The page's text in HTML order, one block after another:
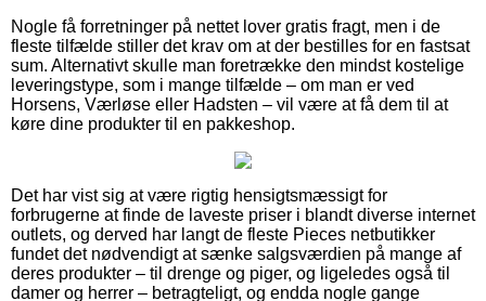
Nogle få forretninger på nettet lover gratis fragt, men i de
fleste tilfælde stiller det krav om at der bestilles for en fastsat
sum. Alternativt skulle man foretrække den mindst kostelige
leveringstype, som i mange tilfælde – om man er ved
Horsens, Værløse eller Hadsten – vil være at få dem til at
køre dine produkter til en pakkeshop.
Det har vist sig at være rigtig hensigtsmæssigt for
forbrugerne at finde de laveste priser i blandt diverse internet
outlets, og derved har langt de fleste Pieces netbutikker
fundet det nødvendigt at sænke salgsværdien på mange af
deres produkter – til drenge og piger, og ligeledes også til
damer og herrer – betragteligt, og endda nogle gange